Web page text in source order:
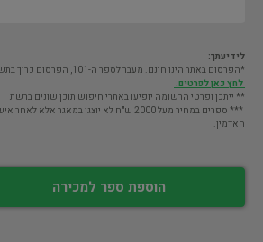
לידיעתך:
*הפרסום באתר הינו חינם. מעבר לספר ה-101, הפרסום כרוך בתשלום שנתי
לחץ כאן לפרטים.
** ייתכן ופרטי הרשומה יופיעו באתרי חיפוש תוכן שונים ברשת
*** ספרים במחיר מעל 2000 ש"ח לא יוצגו במאגר אלא לאחר אישור
האדמין.
הוספת ספר למכירה